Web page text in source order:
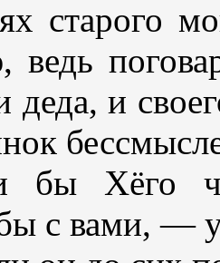
старого
деда, и
Хёго
с вами, —